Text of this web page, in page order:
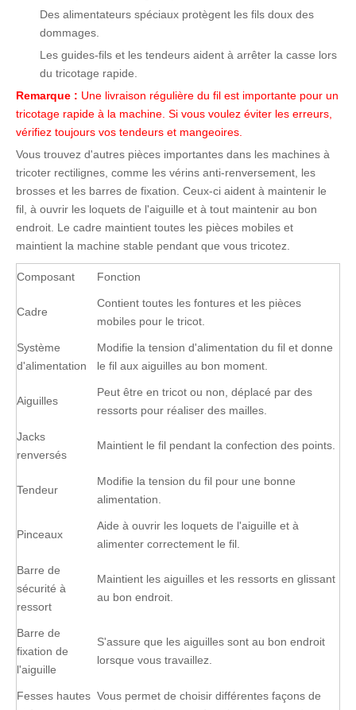
Des alimentateurs spéciaux protègent les fils doux des
dommages.
Les guides-fils et les tendeurs aident à arrêter la casse lors
du tricotage rapide.
Remarque : Une livraison régulière du fil est importante pour un
tricotage rapide à la machine. Si vous voulez éviter les erreurs,
vérifiez toujours vos tendeurs et mangeoires.
Vous trouvez d'autres pièces importantes dans les machines à
tricoter rectilignes, comme les vérins anti-renversement, les
brosses et les barres de fixation. Ceux-ci aident à maintenir le
fil, à ouvrir les loquets de l'aiguille et à tout maintenir au bon
endroit. Le cadre maintient toutes les pièces mobiles et
maintient la machine stable pendant que vous tricotez.
Composant Fonction
Cadre
Contient toutes les fontures et les pièces
mobiles pour le tricot.
Système
d'alimentation
Modifie la tension d'alimentation du fil et donne
le fil aux aiguilles au bon moment.
Aiguilles
Peut être en tricot ou non, déplacé par des
ressorts pour réaliser des mailles.
Jacks
renversés
Maintient le fil pendant la confection des points.
Tendeur
Modifie la tension du fil pour une bonne
alimentation.
Pinceaux
Aide à ouvrir les loquets de l'aiguille et à
alimenter correctement le fil.
Barre de
sécurité à
ressort
Maintient les aiguilles et les ressorts en glissant
au bon endroit.
Barre de
fixation de
l'aiguille
S'assure que les aiguilles sont au bon endroit
lorsque vous travaillez.
Fesses hautes Vous permet de choisir différentes façons de